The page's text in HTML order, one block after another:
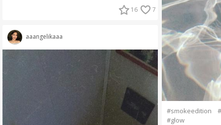
16 7
aaangelikaaa
#smokeedition
#glow